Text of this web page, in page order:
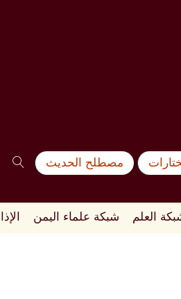
مصطلح الحديث
العلم شبكة علماء اليمن